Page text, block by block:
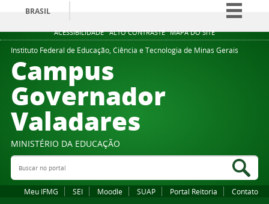
ACESSIBILIDADE ALTO CONTRASTE MAPA DO SITE
BRASIL
Simplifique!
Comunica BR
Instituto Federal de Educação, Ciência e Tecnologia de Minas Gerais
Campus
Governador
Valadares
MINISTÉRIO DA EDUCAÇÃO
Buscar no portal
Meu IFMG SEI Moodle SUAP Portal Reitoria Contato